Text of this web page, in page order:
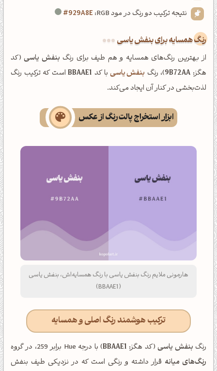
نتیجه ترکیب دو رنگ در مود RGB:
#929A8E
رنگ همسایه برای بنفش یاسی
از بهترین رنگ‌های همسایه و هم طیف برای رنگ بنفش یاسی(کد
هگز: 9B72AA)، رنگ بنفش یاسیبا کد BBAAE1است که ترکیب رنگ
لذت‌بخشی در کنار آن ایجاد می‌کند.
ابزار استخراج پالت رنگ از عکس
هارمونی ملایم رنگ بنفش یاسی با رنگ همسایه‌اش، بنفش یاسی
(BBAAE1)
ترکیب هوشمند رنگ اصلی و همسایه
رنگ بنفش یاسی(کد هگز: BBAAE1) با درجه Hue برابر 259، در گروه
رنگ‌های میانه قرار داشته و رنگی است که در نزدیکی طیف بنفش